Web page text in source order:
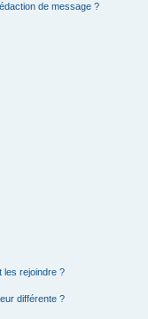
de message ?
les rejoindre ?
différente ?